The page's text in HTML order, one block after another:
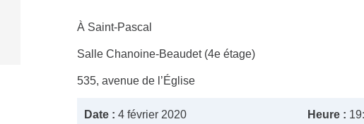
À Saint-Pascal
Salle Chanoine-Beaudet (4e étage)
535, avenue de l’Église
Date : 4 février 2020 Heure :